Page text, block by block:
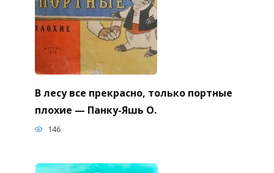
В лесу все прекрасно, только портные
плохие — Панку-Яшь О.
146